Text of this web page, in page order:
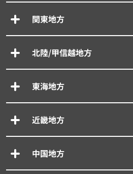
関東地方
北陸/甲信越地方
東海地方
近畿地方
中国地方